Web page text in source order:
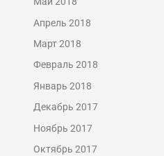
Апрель 2018
Март 2018
Февраль 2018
Январь 2018
Декабрь 2017
Ноябрь 2017
Октябрь 2017